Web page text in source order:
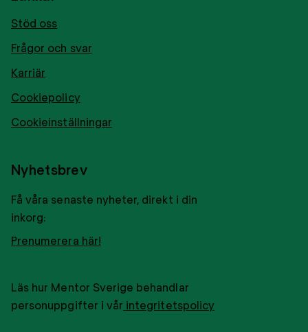
Stöd oss
Frågor och svar
Karriär
Cookiepolicy
Cookieinställningar
Nyhetsbrev
Få våra senaste nyheter, direkt i din
inkorg:
Prenumerera här!
Läs hur Mentor Sverige behandlar
personuppgifter i vår integritetspolicy